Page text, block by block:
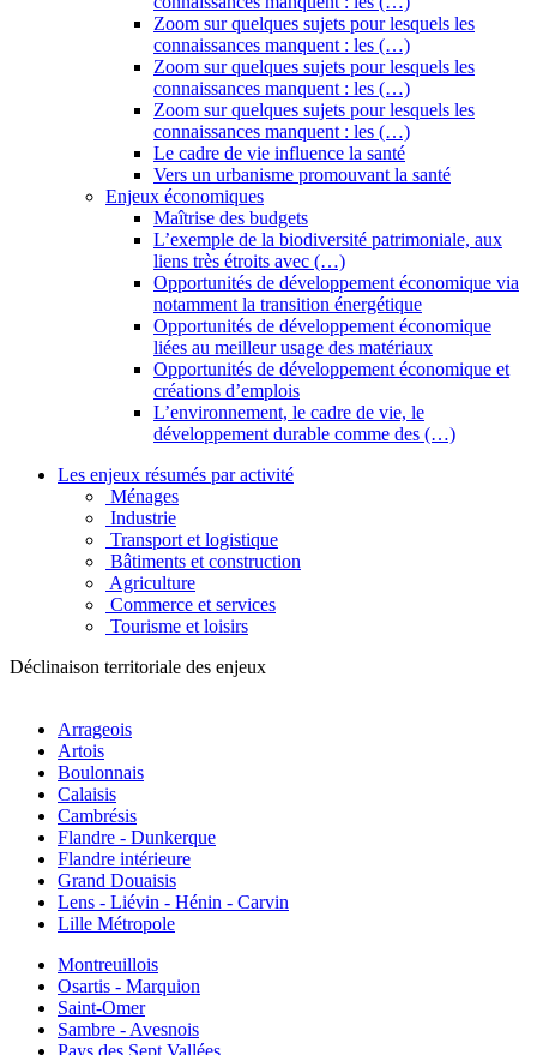
Zoom sur quelques sujets pour lesquels les
connaissances manquent : les (…)
Zoom sur quelques sujets pour lesquels les
connaissances manquent : les (…)
Zoom sur quelques sujets pour lesquels les
connaissances manquent : les (…)
Le cadre de vie influence la santé
Vers un urbanisme promouvant la santé
Enjeux économiques
Maîtrise des budgets
L’exemple de la biodiversité patrimoniale, aux
liens très étroits avec (…)
Opportunités de développement économique via
notamment la transition énergétique
Opportunités de développement économique
liées au meilleur usage des matériaux
Opportunités de développement économique et
créations d’emplois
L’environnement, le cadre de vie, le
développement durable comme des (…)
Les enjeux résumés par activité
Ménages
Industrie
Transport et logistique
Bâtiments et construction
Agriculture
Commerce et services
Tourisme et loisirs
Déclinaison territoriale des enjeux
Arrageois
Artois
Boulonnais
Calaisis
Cambrésis
Flandre - Dunkerque
Flandre intérieure
Grand Douaisis
Lens - Liévin - Hénin - Carvin
Lille Métropole
Montreuillois
Osartis - Marquion
Saint-Omer
Sambre - Avesnois
Pays des Sept Vallées